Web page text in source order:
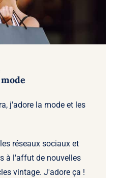
j'adore la mode et les
réseaux sociaux et
à l'affut de nouvelles
vintage. J'adore ça !